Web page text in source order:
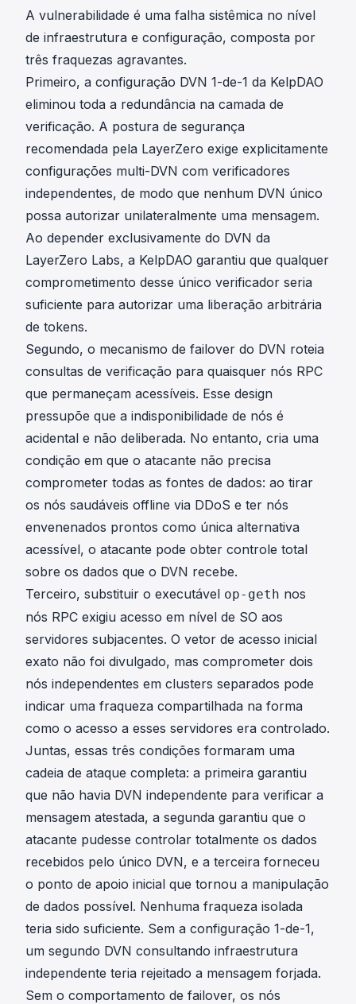
A vulnerabilidade é uma falha sistêmica no nível
de infraestrutura e configuração, composta por
três fraquezas agravantes.
Primeiro, a configuração DVN 1-de-1 da KelpDAO
eliminou toda a redundância na camada de
verificação. A postura de segurança
recomendada pela LayerZero exige explicitamente
configurações multi-DVN com verificadores
independentes, de modo que nenhum DVN único
possa autorizar unilateralmente uma mensagem.
Ao depender exclusivamente do DVN da
LayerZero Labs, a KelpDAO garantiu que qualquer
comprometimento desse único verificador seria
suficiente para autorizar uma liberação arbitrária
de tokens.
Segundo, o mecanismo de failover do DVN roteia
consultas de verificação para quaisquer nós RPC
que permaneçam acessíveis. Esse design
pressupõe que a indisponibilidade de nós é
acidental e não deliberada. No entanto, cria uma
condição em que o atacante não precisa
comprometer todas as fontes de dados: ao tirar
os nós saudáveis offline via DDoS e ter nós
envenenados prontos como única alternativa
acessível, o atacante pode obter controle total
sobre os dados que o DVN recebe.
Terceiro, substituir o executável op-geth nos
nós RPC exigiu acesso em nível de SO aos
servidores subjacentes. O vetor de acesso inicial
exato não foi divulgado, mas comprometer dois
nós independentes em clusters separados pode
indicar uma fraqueza compartilhada na forma
como o acesso a esses servidores era controlado.
Juntas, essas três condições formaram uma
cadeia de ataque completa: a primeira garantiu
que não havia DVN independente para verificar a
mensagem atestada, a segunda garantiu que o
atacante pudesse controlar totalmente os dados
recebidos pelo único DVN, e a terceira forneceu
o ponto de apoio inicial que tornou a manipulação
de dados possível. Nenhuma fraqueza isolada
teria sido suficiente. Sem a configuração 1-de-1,
um segundo DVN consultando infraestrutura
independente teria rejeitado a mensagem forjada.
Sem o comportamento de failover, os nós